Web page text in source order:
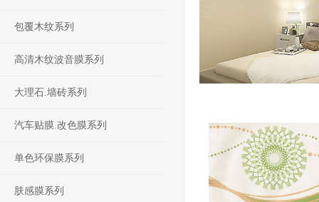
包覆木纹系列
高清木纹波音膜系列
大理石.墙砖系列
汽车贴膜.改色膜系列
单色环保膜系列
肤感膜系列